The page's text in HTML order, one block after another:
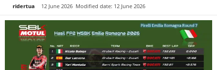
ridertua 12 June 2026 Modified date: 12 June 2026